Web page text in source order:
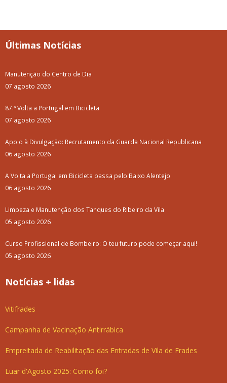
Últimas Notícias
Manutenção do Centro de Dia
07 agosto 2026
87.ª Volta a Portugal em Bicicleta
07 agosto 2026
Apoio à Divulgação: Recrutamento da Guarda Nacional Republicana
06 agosto 2026
A Volta a Portugal em Bicicleta passa pelo Baixo Alentejo
06 agosto 2026
Limpeza e Manutenção dos Tanques do Ribeiro da Vila
05 agosto 2026
Curso Profissional de Bombeiro: O teu futuro pode começar aqui!
05 agosto 2026
Notícias + lidas
Vitifrades
Campanha de Vacinação Antirrábica
Empreitada de Reabilitação das Entradas de Vila de Frades
Luar d'Agosto 2025: Como foi?